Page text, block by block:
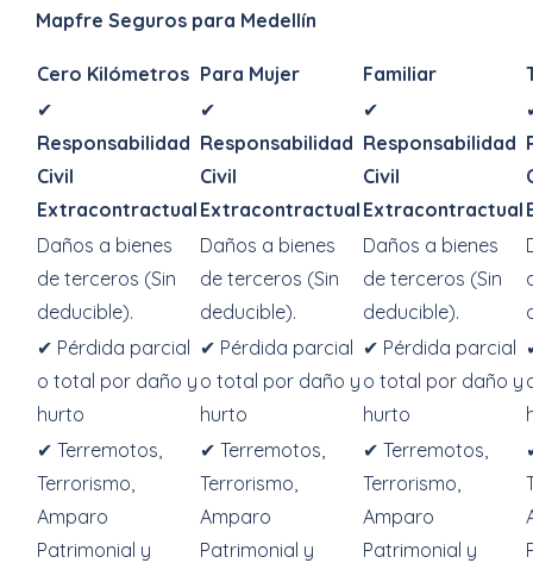
Mapfre Seguros para Medellín
Cero Kilómetros Para Mujer Familiar
✔
Responsabilidad
Civil
Extracontractual
✔
Responsabilidad
Civil
Extracontractual
✔
Responsabilidad
Civil
Extracontractual
Daños a bienes
de terceros (Sin
deducible).
Daños a bienes
de terceros (Sin
deducible).
Daños a bienes
de terceros (Sin
deducible).
✔ Pérdida parcial
o total por daño y
hurto
✔ Pérdida parcial
o total por daño y
hurto
✔ Pérdida parcial
o total por daño y
hurto
✔ Terremotos,
Terrorismo,
Amparo
Patrimonial y
✔ Terremotos,
Terrorismo,
Amparo
Patrimonial y
✔ Terremotos,
Terrorismo,
Amparo
Patrimonial y